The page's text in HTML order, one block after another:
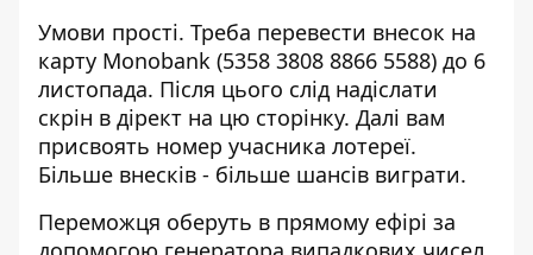
Умови прості. Треба перевести внесок на
карту Monobank (5358 3808 8866 5588) до 6
листопада. Після цього слід надіслати
скрін в дірект на цю сторінку. Далі вам
присвоять номер учасника лотереї.
Більше внесків - більше шансів виграти.
Переможця оберуть в прямому ефірі за